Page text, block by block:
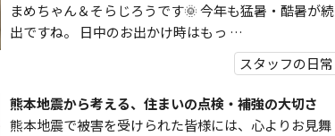
まめちゃん＆そらじろうです🌞 今年も猛暑・酷暑が続
出ですね。 日中のお出かけ時はもっ …
スタッフの日常
熊本地震から考える、住まいの点検・補強の大切さ
熊本地震で被害を受けられた皆様には、心よりお見舞